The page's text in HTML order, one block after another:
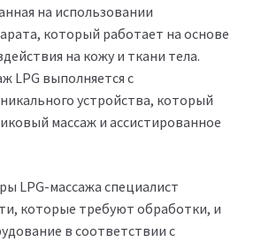
на использовании
который работает на основе
на кожу и ткани тела.
LPG выполняется с
устройства, который
массаж и ассистированное
LPG-массажа специалист
которые требуют обработки, и
в соответствии с